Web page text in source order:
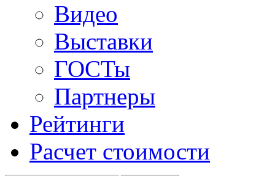
Видео
Выставки
ГОСТы
Партнеры
Рейтинги
Расчет стоимости